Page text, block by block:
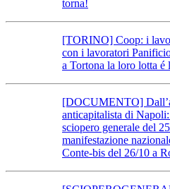
torna!
[TORINO] Coop: i
con i lavoratori
a Tortona la loro lotta é
[DOCUMENTO]
anticapitalista di
sciopero generale del
manifestazione
Conte-bis del 26/10 a